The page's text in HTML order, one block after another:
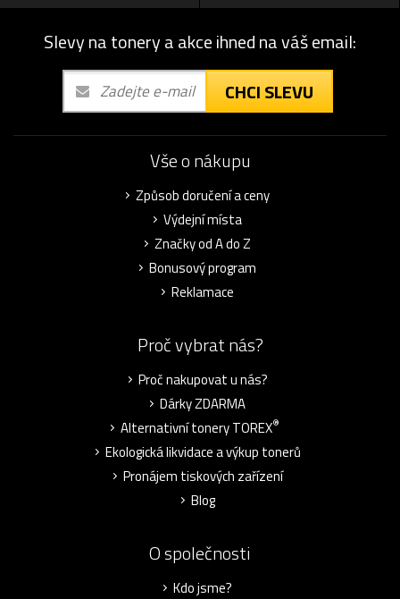
Slevy na tonery a akce ihned na váš email:
CHCI SLEVU
Vše o nákupu
Způsob doručení a ceny
Výdejní místa
Značky od A do Z
Bonusový program
Reklamace
Proč vybrat nás?
Proč nakupovat u nás?
Dárky ZDARMA
Alternativní tonery TOREX®
Ekologická likvidace a výkup tonerů
Pronájem tiskových zařízení
Blog
O společnosti
Kdo jsme?